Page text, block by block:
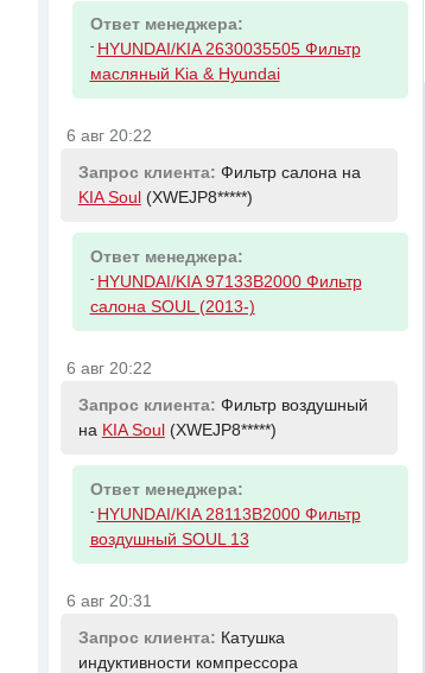
Ответ менеджера:
- HYUNDAI/KIA 2630035505 Фильтр
масляный Kia & Hyundai
6 авг 20:22
Запрос клиента: Фильтр салона на
KIA Soul (XWEJP8*****)
Ответ менеджера:
- HYUNDAI/KIA 97133B2000 Фильтр
салона SOUL (2013-)
6 авг 20:22
Запрос клиента: Фильтр воздушный
на KIA Soul (XWEJP8*****)
Ответ менеджера:
- HYUNDAI/KIA 28113B2000 Фильтр
воздушный SOUL 13
6 авг 20:31
Запрос клиента: Катушка
индуктивности компрессора